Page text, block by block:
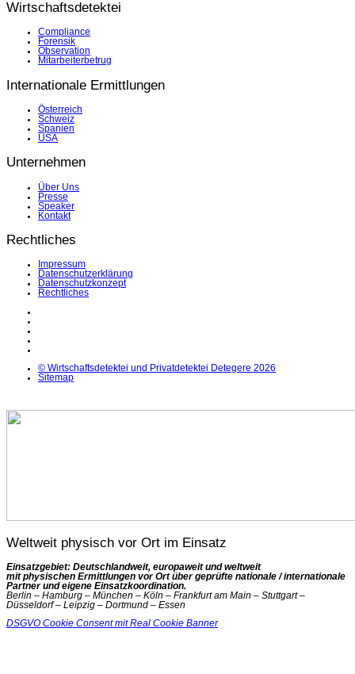
Wirtschaftsdetektei
Compliance
Forensik
Observation
Mitarbeiterbetrug
Internationale Ermittlungen
Österreich
Schweiz
Spanien
USA
Unternehmen
Über Uns
Presse
Speaker
Kontakt
Rechtliches
Impressum
Datenschutzerklärung
Datenschutzkonzept
Rechtliches
© Wirtschaftsdetektei und Privatdetektei Detegere 2026
Sitemap
Weltweit physisch vor Ort im Einsatz
Einsatzgebiet: Deutschlandweit, europaweit und weltweit
mit physischen Ermittlungen vor Ort über geprüfte nationale / internationale
Partner und eigene Einsatzkoordination.
Berlin – Hamburg – München – Köln – Frankfurt am Main – Stuttgart –
Düsseldorf – Leipzig – Dortmund – Essen
DSGVO Cookie Consent mit Real Cookie Banner